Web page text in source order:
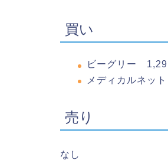
買い
ビーグリー
メディカルネッ
売り
なし